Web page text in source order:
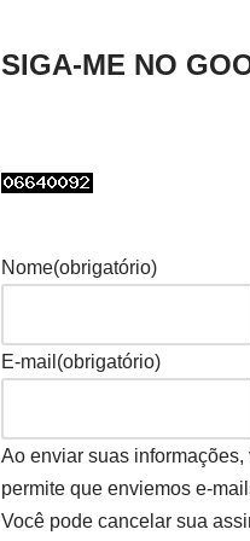
SIGA-ME NO
Nome(obrigatório)
E-mail (obrigatório)
Ao enviar suas informações,
permite que enviemos e-
Você pode cancelar sua